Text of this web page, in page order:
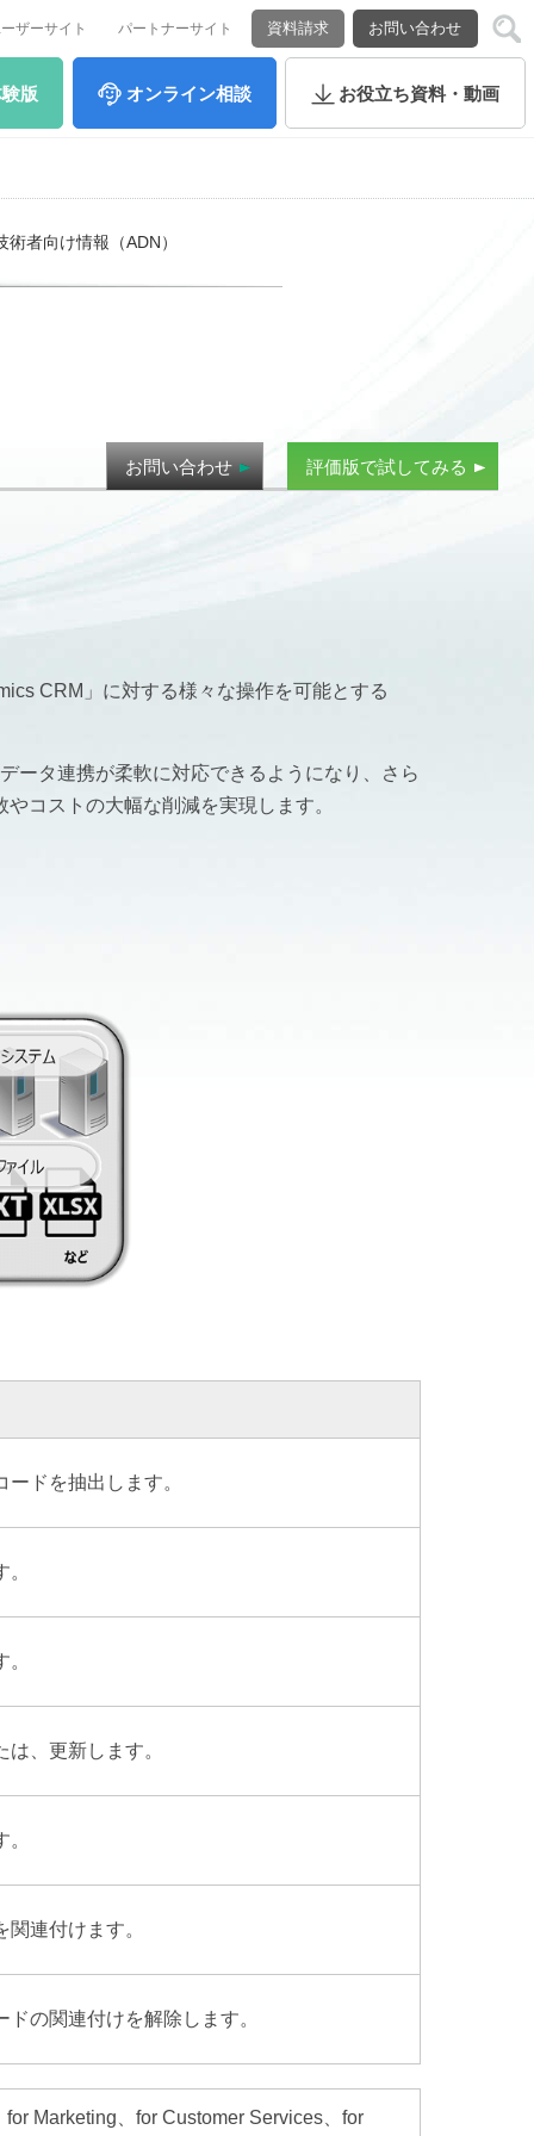
ザーサイト パートナーサイト 資料請求 お問い合わせ
版 オンライン相談 お役立ち資料・動画
術者向け情報（ADN）
お問い合わせ 評価版で試してみる
CRM」に対する様々な操作を可能とする
ータ連携が柔軟に対応できるようになり、さら
コストの大幅な削減を実現します。
ドを抽出します。
、更新します。
連付けます。
の関連付けを解除します。
Marketing、for Customer Services、for